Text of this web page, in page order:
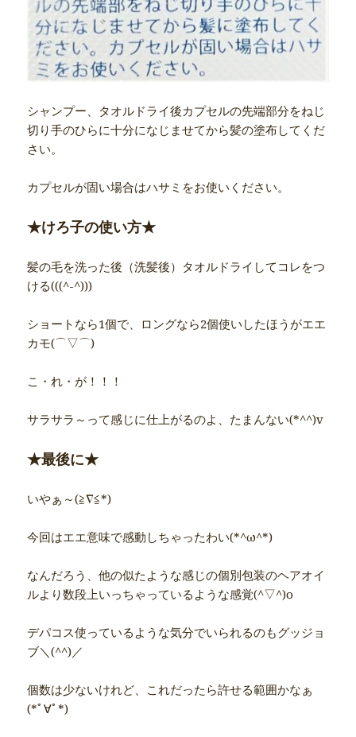
シャンプー、タオルドライ後カプセルの先端部分をねじ
切り手のひらに十分になじませてから髪の塗布してくだ
さい。
カプセルが固い場合はハサミをお使いください。
★けろ子の使い方★
髪の毛を洗った後（洗髪後）タオルドライしてコレをつ
ける(((^-^)))
ショートなら1個で、ロングなら2個使いしたほうがエエ
カモ(⌒▽⌒)
こ・れ・が！！！
サラサラ～って感じに仕上がるのよ、たまんない(*^^)v
★最後に★
いやぁ～(≧∇≦*)
今回はエエ意味で感動しちゃったわい(*^ω^*)
なんだろう、他の似たような感じの個別包装のヘアオイ
ルより数段上いっちゃっているような感覚(^▽^)o
デパコス使っているような気分でいられるのもグッジョ
ブ＼(^^)／
個数は少ないけれど、これだったら許せる範囲かなぁ
(*ﾟ∀ﾟ*)